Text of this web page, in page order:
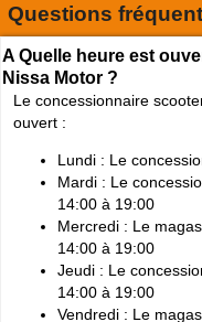
Questions
A Quelle heure est
Nissa Motor ?
Le concessionnaire
ouvert :
Lundi : Le
Mardi : Le
14:00 à 19:00
Mercredi : Le
14:00 à 19:00
Jeudi : Le
14:00 à 19:00
Vendredi : Le